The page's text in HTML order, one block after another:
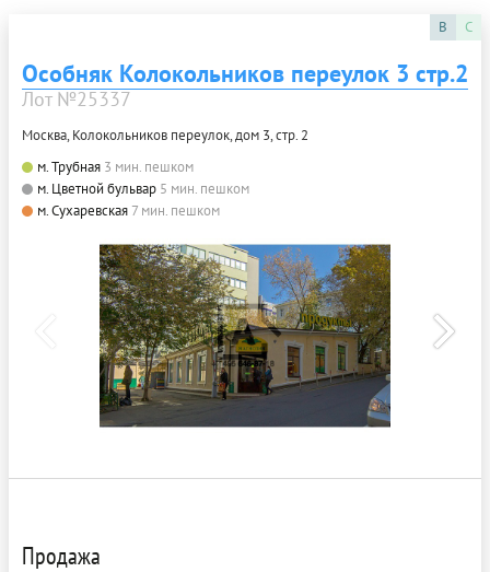
B C
Особняк Колокольников переулок 3 стр.2
Лот №25337
Москва, Колокольников переулок, дом 3, стр. 2
м. Трубная 3 мин. пешком
м. Цветной бульвар 5 мин. пешком
м. Сухаревская 7 мин. пешком
Продажа